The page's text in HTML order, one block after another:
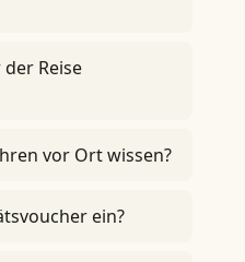
Reise
vor Ort wissen?
ein?